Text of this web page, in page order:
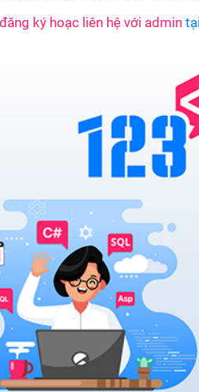
ký hoạc liên hệ với admin